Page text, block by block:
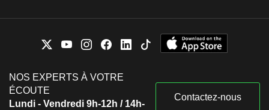
NOS EXPERTS À VOTRE
ÉCOUTE
Lundi - Vendredi 9h-12h / 14h-
Contactez-nous